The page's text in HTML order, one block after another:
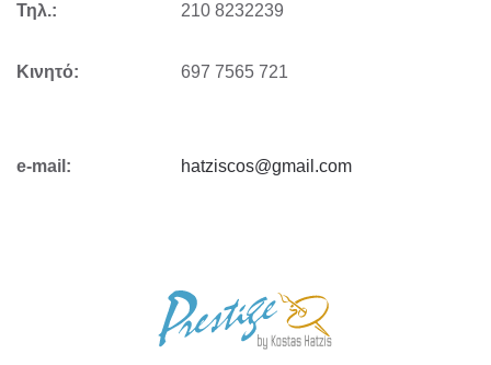
Τηλ.: 210 8232239
Κινητό: 697 7565 721
e-mail: hatziscos@gmail.com